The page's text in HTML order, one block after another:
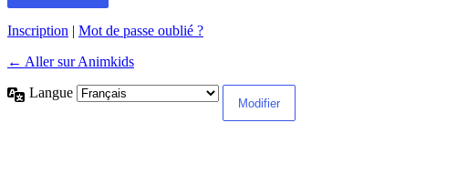
Inscription | Mot de passe oublié ?
← Aller sur Animkids
Langue